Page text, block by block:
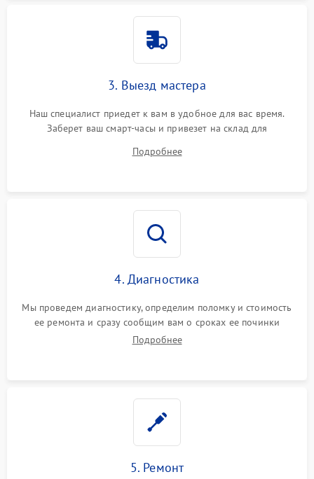
3. Выезд мастера
Наш специалист приедет к вам в удобное для вас время.
Заберет ваш смарт-часы и привезет на склад для
Подробнее
4. Диагностика
Мы проведем диагностику, определим поломку и стоимость
ее ремонта и сразу сообщим вам о сроках ее починки
Подробнее
5. Ремонт